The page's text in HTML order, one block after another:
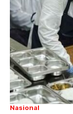
Nasional